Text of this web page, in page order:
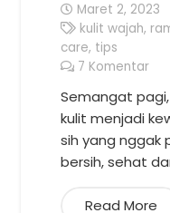
Maret 2, 2023
kulit wajah,
care, tips
7 Komentar
Semangat
kulit menjadi
sih yang nggak
bersih, sehat
Read More